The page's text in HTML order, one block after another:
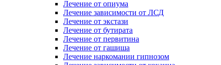
Лечение от опиума
Лечение зависимости от ЛСД
Лечение от экстази
Лечение от бутирата
Лечение от первитина
Лечение от гашиша
Лечение наркомании гипнозом